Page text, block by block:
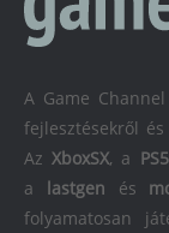
A Game
fejlesztésekről
AzXboxSX, a PS5
a lastgen és
folyamatosan